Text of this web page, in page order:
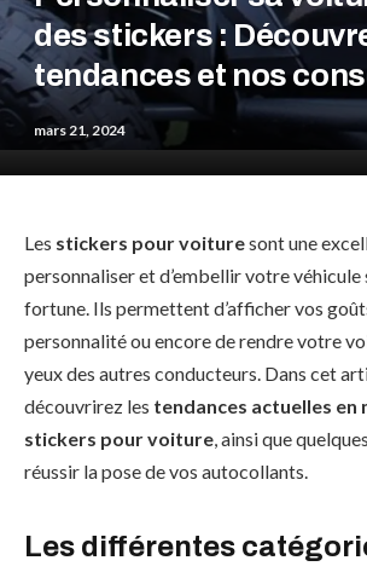
des stickers :
tendances et nos
mars 21, 2024
Les stickers pour voituresont une
personnaliser et d’embellir votre véhicule
fortune. Ils permettent d’afficher vos
personnalité ou encore de rendre votre
yeux des autres conducteurs. Dans cet
découvrirez les tendances actuelles en
stickers pour voiture, ainsi que
réussir la pose de vos autocollants.
Les différentes